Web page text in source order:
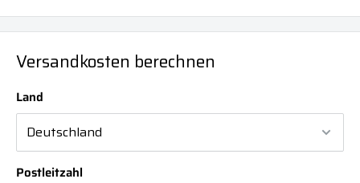
Versandkosten berechnen
Land
Postleitzahl